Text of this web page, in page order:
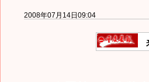
2008年07月14日09:04